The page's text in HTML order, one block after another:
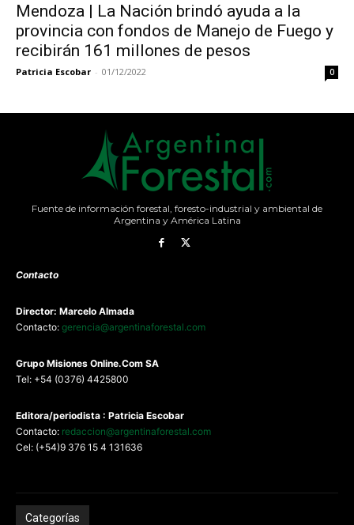
Mendoza | La Nación brindó ayuda a la
provincia con fondos de Manejo de Fuego y
recibirán 161 millones de pesos
Patricia Escobar - 01/12/2022 0
Fuente de información forestal, foresto-industrial y ambiental de
Argentina y América Latina
Contacto
Director: Marcelo Almada
Contacto: gerencia@argentinaforestal.com
Grupo Misiones Online.Com SA
Tel: +54 (0376) 4425800
Editora/periodista : Patricia Escobar
Contacto: redaccion@argentinaforestal.com
Cel: (+54)9 376 15 4 131636
Categorías